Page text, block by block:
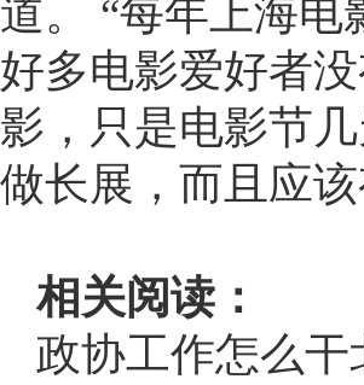
道。 “每年上海
好多电影爱好者
影，只是电影节
做长展，而且应
相关阅读：
政协工作怎么